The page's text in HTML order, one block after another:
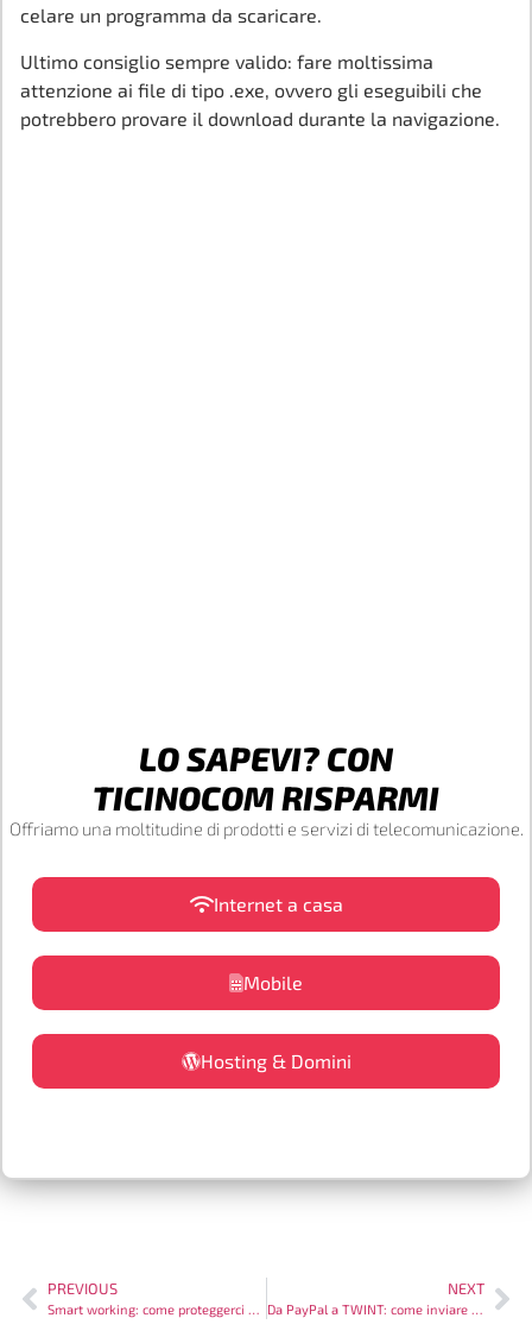
celare un programma da scaricare.
Ultimo consiglio sempre valido: fare moltissima
attenzione ai file di tipo .exe, ovvero gli eseguibili che
potrebbero provare il download durante la navigazione.
LO SAPEVI? CON
TICINOCOM RISPARMI
Offriamo una moltitudine di prodotti e servizi di telecomunicazione.
Internet a casa
Mobile
Hosting & Domini
PREVIOUS
Smart working: come proteggerci da cyber attacchi
NEXT
Da PayPal a TWINT: come inviare e ricevere soldi online